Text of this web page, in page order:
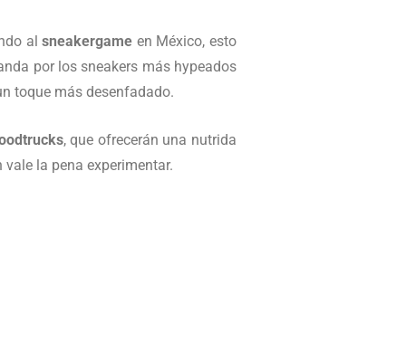
alsneakergame en México, esto
por los sneakers más hypeados
toque más desenfadado.
, que ofrecerán una nutrida
la pena experimentar.